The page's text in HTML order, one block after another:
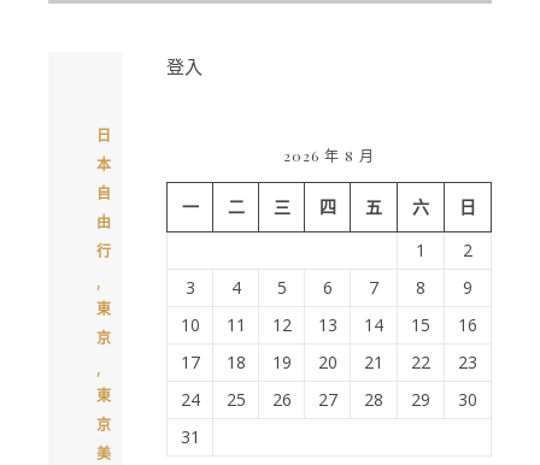
日
本
自
由
行
,
東
京
,
東
京
美
登入
2026 年 8 月
一 二 三 四 五 六
日
1
2
3
4 5 6 7 8
9
10
11 12 13 14 15
16
17
18 19 20 21 22
23
24
25 26 27 28 29
30
31